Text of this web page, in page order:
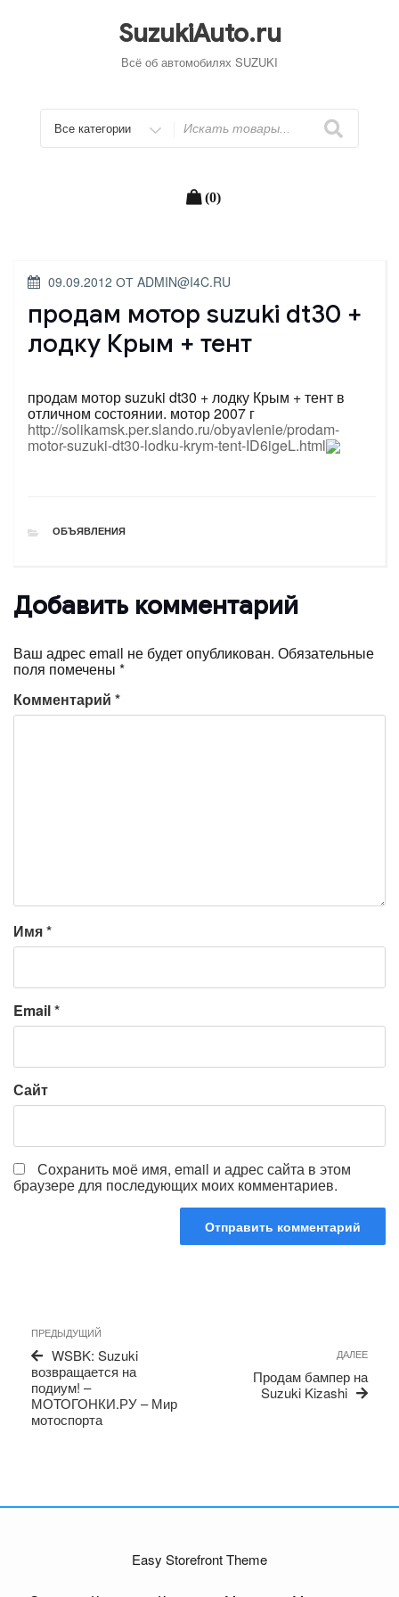
SuzukiAuto.ru
Всё об автомобилях SUZUKI
Искать
(0)
ОПУБЛИКОВАНО
09.09.2012 ОТ ADMIN@I4C.RU
продам мотор suzuki dt30 +
лодку Крым + тент
продам мотор suzuki dt30 + лодку Крым + тент в
отличном состоянии. мотор 2007 г
http://solikamsk.per.slando.ru/obyavlenie/prodam-
motor-suzuki-dt30-lodku-krym-tent-ID6igeL.html
РУБРИКИ
ОБЪЯВЛЕНИЯ
Добавить комментарий
Ваш адрес email не будет опубликован. Обязательные
поля помечены *
Комментарий *
Имя*
Email*
Сайт
Сохранить моё имя, email и адрес сайта в этом
браузере для последующих моих комментариев.
по
записям
Предыдущая
запись
ПРЕДЫДУЩИЙ
WSBK: Suzuki
возвращается на
подиум! –
МОТОГОНКИ.РУ – Мир
мотоспорта
ДАЛЕЕ
Продам бампер на
Suzuki Kizashi
Easy Storefront Theme